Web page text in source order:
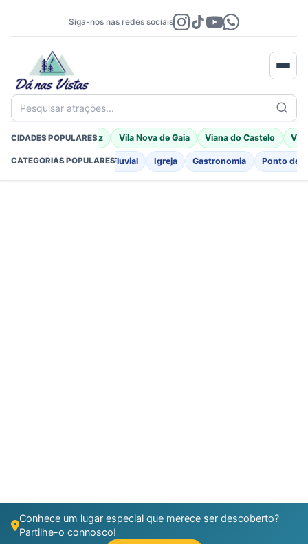
Siga-nos nas redes sociais
Pesquisar atrações...
CIDADES POPULARES
Braga Porto Moniz Vila Nova de Gaia Viana do Castelo Vila
CATEGORIAS POPULARES
Fortificações Praia Fluvial Igreja Gastronomia Ponto de
Conhece um lugar especial que merece ser descoberto?
Partilhe-o connosco!